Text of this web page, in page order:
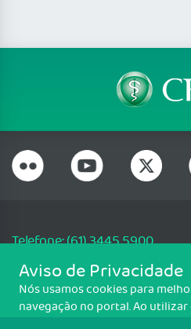
Telefone: (61) 3445 5900
Email:
SGAS 616, Conjunto D, Lote 115, L2 Sul,
CNPJ: 33.583.550/0001-30
Aviso de Privacidade
Nós usamos cookies para
navegação no portal. Ao